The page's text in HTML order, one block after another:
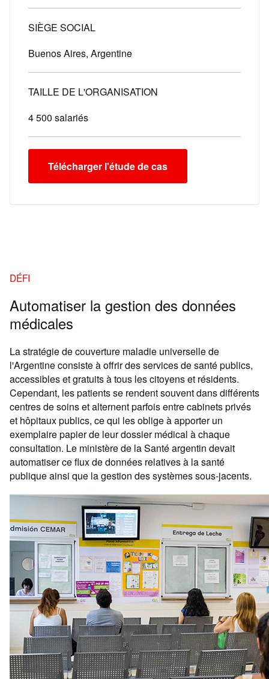
SIÈGE SOCIAL
Buenos Aires, Argentine
TAILLE DE L'ORGANISATION
4 500 salariés
Télécharger l'étude de cas
DÉFI
Automatiser la gestion des données
médicales
La stratégie de couverture maladie universelle de
l'Argentine consiste à offrir des services de santé publics,
accessibles et gratuits à tous les citoyens et résidents.
Cependant, les patients se rendent souvent dans différents
centres de soins et alternent parfois entre cabinets privés
et hôpitaux publics, ce qui les oblige à apporter un
exemplaire papier de leur dossier médical à chaque
consultation. Le ministère de la Santé argentin devait
automatiser ce flux de données relatives à la santé
publique ainsi que la gestion des systèmes sous-jacents.